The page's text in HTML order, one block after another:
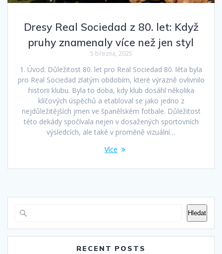
Dresy Real Sociedad z 80. let: Když
pruhy znamenaly více než jen styl
5 března, 2025
1. Úvod: Důležitost 80. let pro Real Sociedad 80. léta byla
pro Real Sociedad zlatým obdobím, které výrazně ovlivnilo
historii klubu. Byla to doba, kdy klub dosáhl několika
klíčových úspěchů a etabloval se jako jedno z
nejdůležitějších jmen ve španělském fotbale. Důležitost
této dekády spočívala nejen v dosažených sportovních
výsledcích, ale také v proměně vizuální…
Více
Hledat
RECENT POSTS